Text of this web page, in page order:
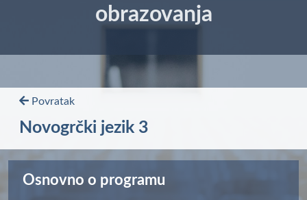
obrazovanja
Povratak
Novogrčki jezik 3
Osnovno o programu